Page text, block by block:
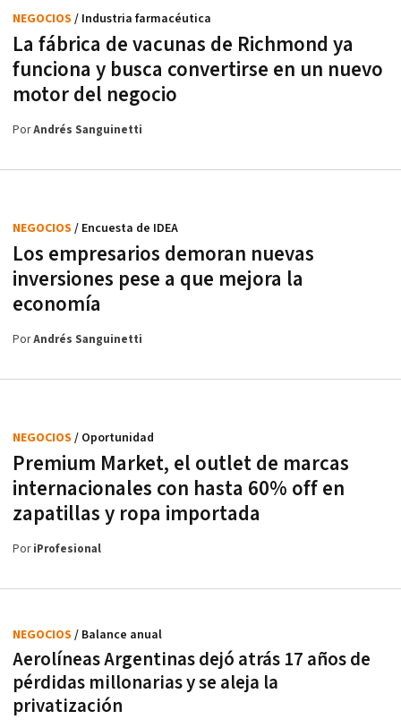
La fábrica de vacunas de Richmond ya
funciona y busca convertirse en un nuevo
motor del negocio
NEGOCIOS / Industria farmacéutica
PorAndrés Sanguinetti
Los empresarios demoran nuevas
inversiones pese a que mejora la
economía
NEGOCIOS / Encuesta de IDEA
PorAndrés Sanguinetti
Premium Market, el outlet de marcas
internacionales con hasta 60% off en
zapatillas y ropa importada
NEGOCIOS / Oportunidad
PoriProfesional
Aerolíneas Argentinas dejó atrás 17 años de
pérdidas millonarias y se aleja la
privatización
NEGOCIOS / Balance anual